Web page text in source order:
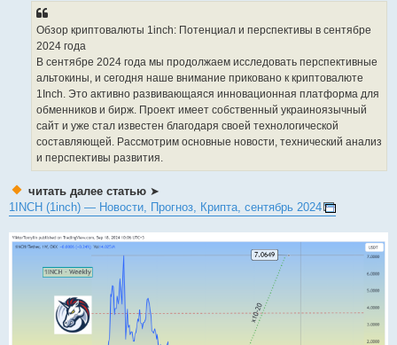
Обзор криптовалюты 1inch: Потенциал и перспективы в сентябре
2024 года
В сентябре 2024 года мы продолжаем исследовать перспективные
альтокины, и сегодня наше внимание приковано к криптовалюте
1Inch. Это активно развивающаяся инновационная платформа для
обменников и бирж. Проект имеет собственный украиноязычный
сайт и уже стал известен благодаря своей технологической
составляющей. Рассмотрим основные новости, технический анализ
и перспективы развития.
читать далее статью ➤
1INCH (1inch) — Новости, Прогноз, Крипта, сентябрь 2024